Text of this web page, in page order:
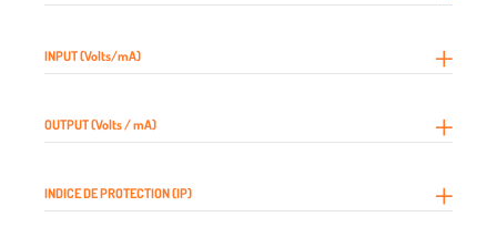
INPUT (Volts/mA)
OUTPUT (Volts / mA)
INDICE DE PROTECTION (IP)